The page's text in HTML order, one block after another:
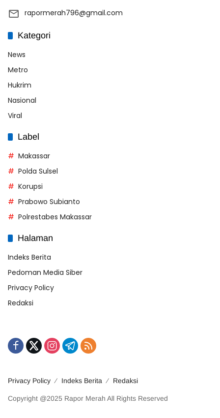
rapormerah796@gmail.com
Kategori
News
Metro
Hukrim
Nasional
Viral
Label
Makassar
Polda Sulsel
Korupsi
Prabowo Subianto
Polrestabes Makassar
Halaman
Indeks Berita
Pedoman Media Siber
Privacy Policy
Redaksi
Privacy Policy Indeks Berita Redaksi
Copyright @2025 Rapor Merah All Rights Reserved